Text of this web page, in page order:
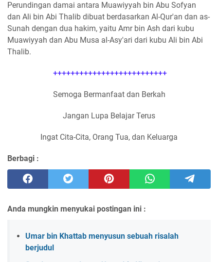
Perundingan damai antara Muawiyyah bin Abu Sofyan
dan Ali bin Abi Thalib dibuat berdasarkan Al-Qur'an dan as-
Sunah dengan dua hakim, yaitu Amr bin Ash dari kubu
Muawiyyah dan Abu Musa al-Asy'ari dari kubu Ali bin Abi
Thalib.
++++++++++++++++++++++++++
Semoga Bermanfaat dan Berkah
Jangan Lupa Belajar Terus
Ingat Cita-Cita, Orang Tua, dan Keluarga
Berbagi :
Anda mungkin menyukai postingan ini :
Umar bin Khattab menyusun sebuah risalah
berjudul